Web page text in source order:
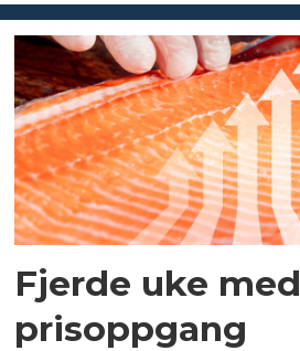
Fjerde uke med
prisoppgang